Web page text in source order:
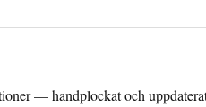
— handplockat och